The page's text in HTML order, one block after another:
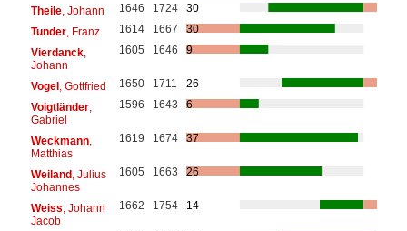
Theile, Johann 1646 1724
30
Tunder, Franz 1614 1667
30
Vierdanck,
Johann
1605 1646 9
Vogel, Gottfried 1650 1711
26
Voigtländer,
Gabriel
1596 1643 6
Weckmann,
Matthias
1619 1674 37
Weiland, Julius
Johannes
1605 1663 26
Weiss , Johann
Jacob
1662 1754 14